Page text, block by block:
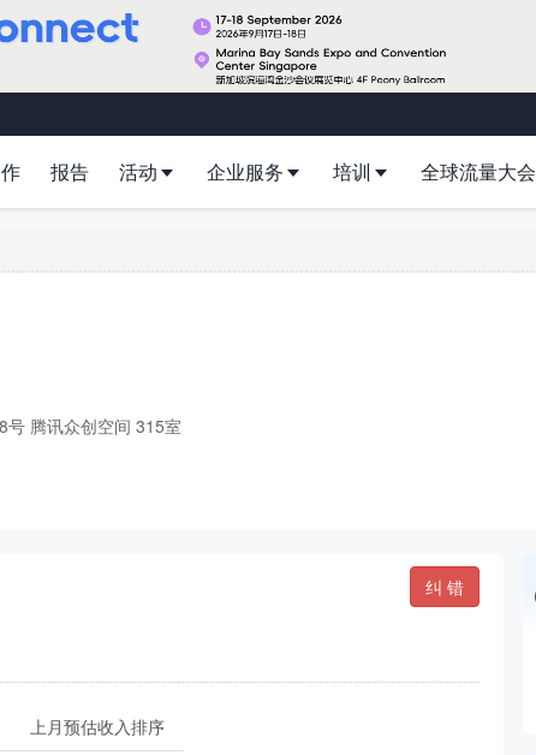
报告 活动 企业服务 培训 全球流量大会
腾讯众创空间 315室
纠 错
上月预估收入排序